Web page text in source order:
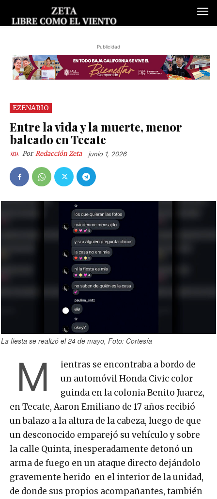
Publicidad
EZENARIO
Entre la vida y la muerte, menor
baleado en Tecate
Por Redacción Zeta junio 1, 2026
La fiesta se realizó el 24 de mayo, Foto: Cortesía
M
ientras se encontraba a bordo de
un automóvil Honda Civic color
guinda en la colonia Benito Juarez,
en Tecate, Aaron Emiliano de 17 años recibió
un balazo a la altura de la cabeza, luego de que
un desconocido emparejó su vehículo y sobre
la calle Quinta, inesperadamente detonó un
arma de fuego en un ataque directo dejándolo
gravemente herido en el interior de la unidad,
de donde sus propios acompañantes, también